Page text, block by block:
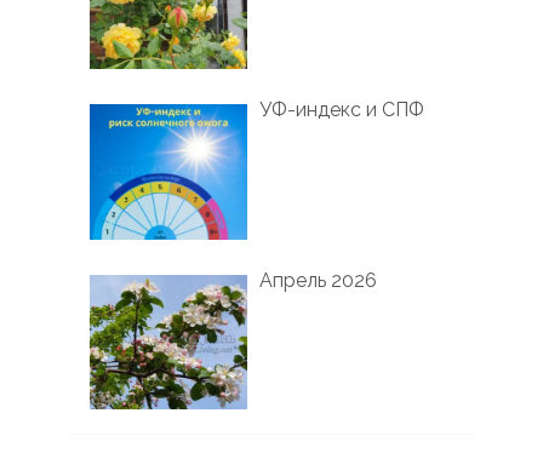
УФ-индекс и СПФ
Апрель 2026